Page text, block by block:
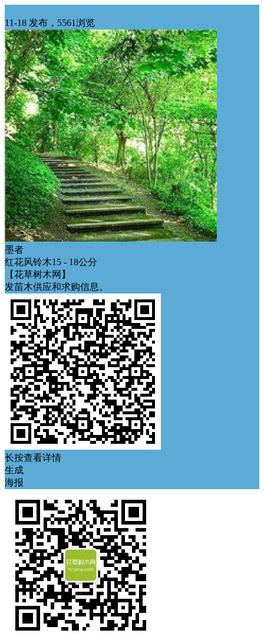
11-18 发布，5561浏览
墨者
红花风铃木15 - 18公分
【花草树木网】
发苗木供应和求购信息。
长按查看详情
生成
海报